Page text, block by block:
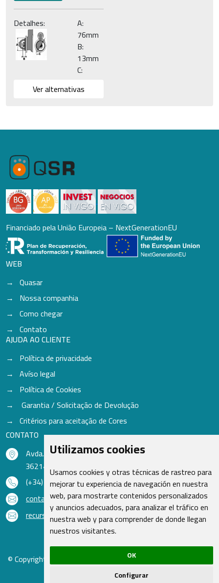
Utilizamos cookies
Usamos cookies y otras técnicas de rastreo para
mejorar tu experiencia de navegación en nuestra
web, para mostrarte contenidos personalizados
y anuncios adecuados, para analizar el tráfico en
nuestra web y para comprender de donde llegan
nuestros visitantes.
OK
Configurar
Detalhes:
A:
76mm
B:
13mm
C:
Ver alternativas
Financiado pela União Europeia – NextGenerationEU
WEB
Quasar
Nossa companhia
Como chegar
Contato
AJUDA AO CLIENTE
Política de privacidade
Avíso legal
Política de Cookies
Garantia / Solicitação de Devolução
Critérios para aceitação de Cores
CONTATO
Avda. do Freixo - Sardoma, 13
36214 Vigo - Pontevedra - Espanha
(+34) 986 48 16 33
contacto@qsr.es
recursoshumanos@qsr.es
© Copyright 2026 - Recambios Quasar S.L. | Todos os direitos
reservados